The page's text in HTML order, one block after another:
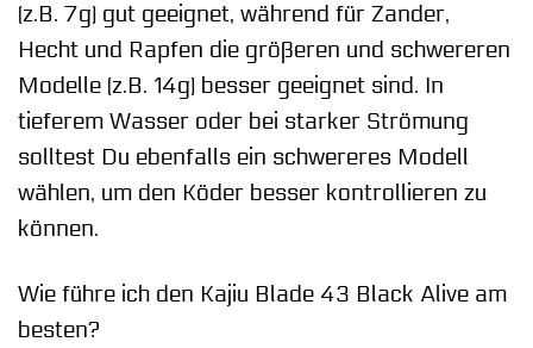
(z.B. 7g) gut geeignet, während für Zander,
Hecht und Rapfen die größeren und schwereren
Modelle (z.B. 14g) besser geeignet sind. In
tieferem Wasser oder bei starker Strömung
solltest Du ebenfalls ein schwereres Modell
wählen, um den Köder besser kontrollieren zu
können.
Wie führe ich den Kajiu Blade 43 Black Alive am
besten?